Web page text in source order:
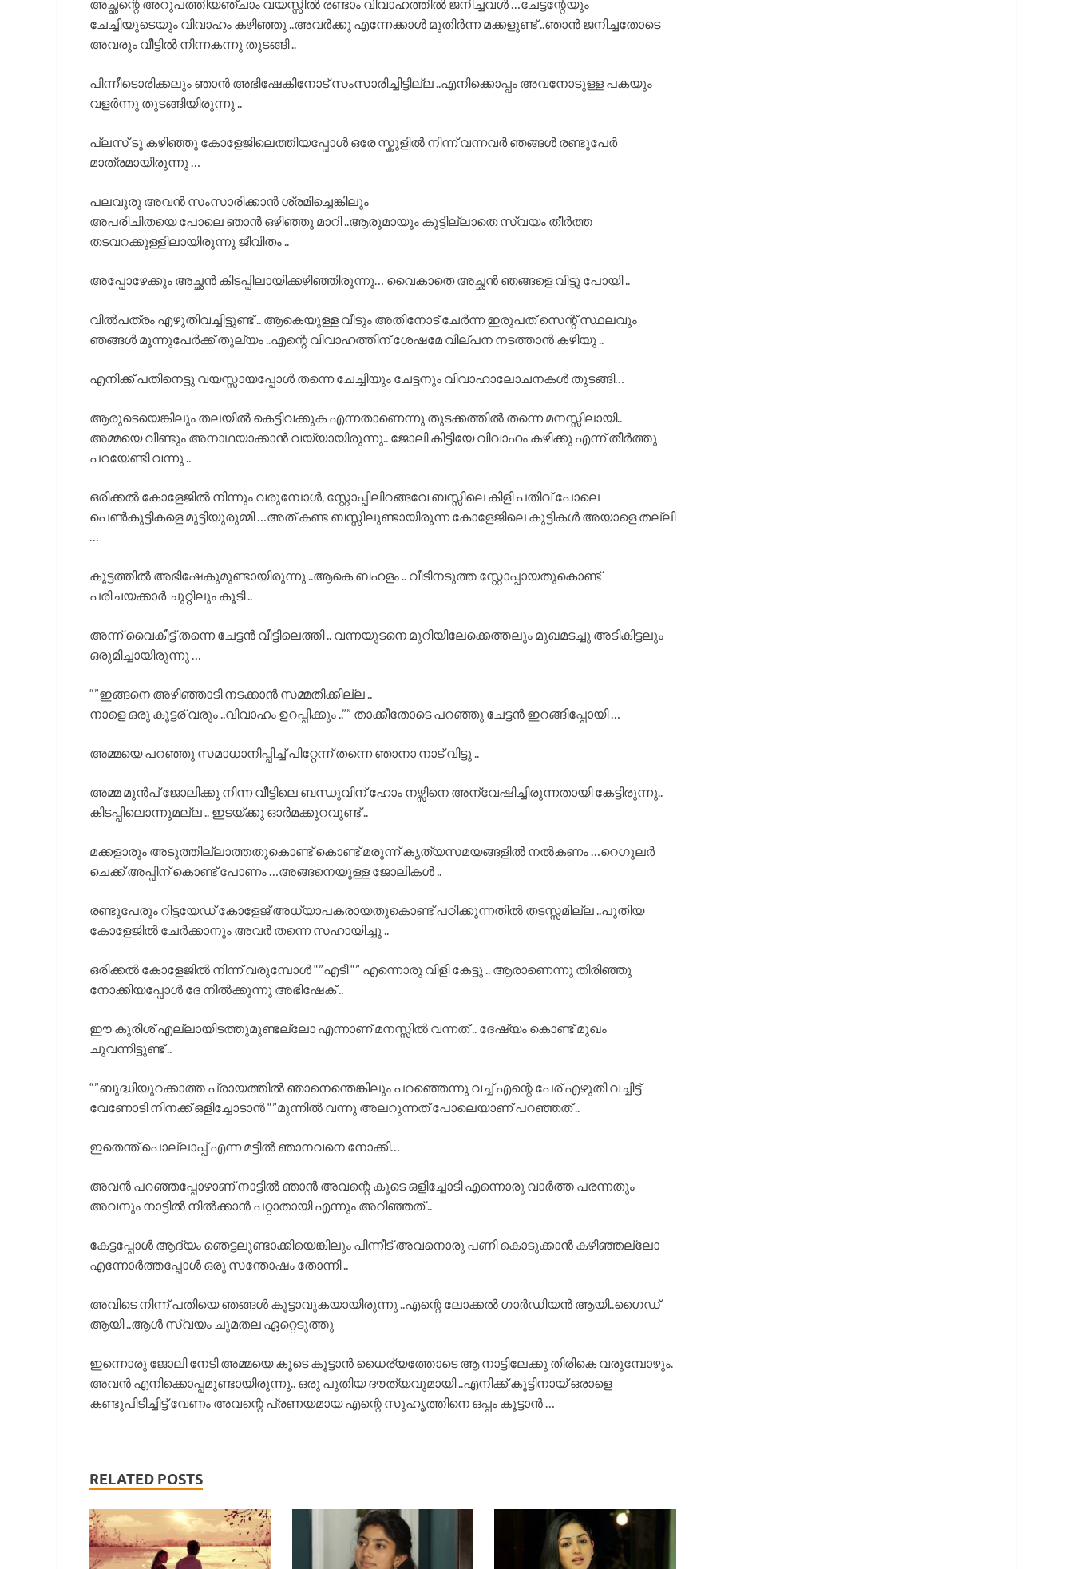
അച്ഛന്റെ അറുപത്തിയഞ്ചാം വയസ്സിൽ രണ്ടാം വിവാഹത്തിൽ ജനിച്ചവൾ …ചേട്ടന്റേയും
ചേച്ചിയുടെയും വിവാഹം കഴിഞ്ഞു ..അവർക്കു എന്നേക്കാൾ മുതിർന്ന മക്കളുണ്ട് ..ഞാൻ ജനിച്ചതോടെ
അവരും വീട്ടിൽ നിന്നകന്നു തുടങ്ങി ..
പിന്നീടൊരിക്കലും ഞാൻ അഭിഷേകിനോട് സംസാരിച്ചിട്ടില്ല ..എനിക്കൊപ്പം അവനോടുള്ള പകയും
വളർന്നു തുടങ്ങിയിരുന്നു ..
പ്ലസ് ടു കഴിഞ്ഞു കോളേജിലെത്തിയപ്പോൾ ഒരേ സ്കൂളിൽ നിന്ന് വന്നവർ ഞങ്ങൾ രണ്ടുപേർ
മാത്രമായിരുന്നു …
പലവുരു അവൻ സംസാരിക്കാൻ ശ്രമിച്ചെങ്കിലും
അപരിചിതയെ പോലെ ഞാൻ ഒഴിഞ്ഞു മാറി ..ആരുമായും കൂട്ടില്ലാതെ സ്വയം തീർത്ത
തടവറക്കുള്ളിലായിരുന്നു ജീവിതം ..
അപ്പോഴേക്കും അച്ഛൻ കിടപ്പിലായിക്കഴിഞ്ഞിരുന്നു… വൈകാതെ അച്ഛൻ ഞങ്ങളെ വിട്ടു പോയി ..
വിൽപത്രം എഴുതിവച്ചിട്ടുണ്ട് .. ആകെയുള്ള വീടും അതിനോട് ചേർന്ന ഇരുപത് സെന്റ് സ്ഥലവും
ഞങ്ങൾ മൂന്നുപേർക്ക് തുല്യം ..എന്റെ വിവാഹത്തിന് ശേഷമേ വില്പന നടത്താൻ കഴിയു ..
എനിക്ക് പതിനെട്ടു വയസ്സായപ്പോൾ തന്നെ ചേച്ചിയും ചേട്ടനും വിവാഹാലോചനകൾ തുടങ്ങി…
ആരുടെയെങ്കിലും തലയിൽ കെട്ടിവക്കുക എന്നതാണെന്നു തുടക്കത്തിൽ തന്നെ മനസ്സിലായി..
അമ്മയെ വീണ്ടും അനാഥയാക്കാൻ വയ്യായിരുന്നു.. ജോലി കിട്ടിയേ വിവാഹം കഴിക്കു എന്ന് തീർത്തു
പറയേണ്ടി വന്നു ..
ഒരിക്കൽ കോളേജിൽ നിന്നും വരുമ്പോൾ, സ്റ്റോപ്പിലിറങ്ങവേ ബസ്സിലെ കിളി പതിവ് പോലെ
പെൺകുട്ടികളെ മുട്ടിയുരുമ്മി …അത് കണ്ട ബസ്സിലുണ്ടായിരുന്ന കോളേജിലെ കുട്ടികൾ അയാളെ തല്ലി
…
കൂട്ടത്തിൽ അഭിഷേകുമുണ്ടായിരുന്നു ..ആകെ ബഹളം .. വീടിനടുത്ത സ്റ്റോപ്പായതുകൊണ്ട്
പരിചയക്കാർ ചുറ്റിലും കൂടി ..
അന്ന് വൈകീട്ട് തന്നെ ചേട്ടൻ വീട്ടിലെത്തി .. വന്നയുടനെ മുറിയിലേക്കെത്തലും മുഖമടച്ചു അടികിട്ടലും
ഒരുമിച്ചായിരുന്നു …
“”ഇങ്ങനെ അഴിഞ്ഞാടി നടക്കാൻ സമ്മതിക്കില്ല ..
നാളെ ഒരു കൂട്ടര് വരും ..വിവാഹം ഉറപ്പിക്കും ..”” താക്കീതോടെ പറഞ്ഞു ചേട്ടൻ ഇറങ്ങിപ്പോയി …
അമ്മയെ പറഞ്ഞു സമാധാനിപ്പിച്ച് പിറ്റേന്ന് തന്നെ ഞാനാ നാട് വിട്ടു ..
അമ്മ മുൻപ്‌ ജോലിക്കു നിന്ന വീട്ടിലെ ബന്ധുവിന് ഹോം നഴ്സിനെ അന്വേഷിച്ചിരുന്നതായി കേട്ടിരുന്നു..
കിടപ്പിലൊന്നുമല്ല .. ഇടയ്ക്കു ഓർമക്കുറവുണ്ട് ..
മക്കളാരും അടുത്തില്ലാത്തതുകൊണ്ട് കൊണ്ട് മരുന്ന് കൃത്യസമയങ്ങളിൽ നൽകണം …റെഗുലർ
ചെക്ക് അപ്പിന് കൊണ്ട് പോണം …അങ്ങനെയുള്ള ജോലികൾ ..
രണ്ടുപേരും റിട്ടയേഡ് കോളേജ് അധ്യാപകരായതുകൊണ്ട് പഠിക്കുന്നതിൽ തടസ്സമില്ല ..പുതിയ
കോളേജിൽ ചേർക്കാനും അവർ തന്നെ സഹായിച്ചു ..
ഒരിക്കൽ കോളേജിൽ നിന്ന് വരുമ്പോൾ “”എടീ “” എന്നൊരു വിളി കേട്ടു .. ആരാണെന്നു തിരിഞ്ഞു
നോക്കിയപ്പോൾ ദേ നിൽക്കുന്നു അഭിഷേക് ..
ഈ കുരിശ് എല്ലായിടത്തുമുണ്ടല്ലോ എന്നാണ് മനസ്സിൽ വന്നത് .. ദേഷ്യം കൊണ്ട് മുഖം
ചുവന്നിട്ടുണ്ട് ..
“”ബുദ്ധിയുറക്കാത്ത പ്രായത്തിൽ ഞാനെന്തെങ്കിലും പറഞ്ഞെന്നു വച്ച് എന്റെ പേര് എഴുതി വച്ചിട്ട്
വേണോടി നിനക്ക് ഒളിച്ചോടാൻ “”മുന്നിൽ വന്നു അലറുന്നത് പോലെയാണ് പറഞ്ഞത് ..
ഇതെന്ത് പൊല്ലാപ്പ് എന്ന മട്ടിൽ ഞാനവനെ നോക്കി…
അവൻ പറഞ്ഞപ്പോഴാണ് നാട്ടിൽ ഞാൻ അവന്റെ കൂടെ ഒളിച്ചോടി എന്നൊരു വാർത്ത പരന്നതും
അവനും നാട്ടിൽ നിൽക്കാൻ പറ്റാതായി എന്നും അറിഞ്ഞത് ..
കേട്ടപ്പോൾ ആദ്യം ഞെട്ടലുണ്ടാക്കിയെങ്കിലും പിന്നീട് അവനൊരു പണി കൊടുക്കാൻ കഴിഞ്ഞല്ലോ
എന്നോർത്തപ്പോൾ ഒരു സന്തോഷം തോന്നി ..
അവിടെ നിന്ന് പതിയെ ഞങ്ങൾ കൂട്ടാവുകയായിരുന്നു ..എന്റെ ലോക്കൽ ഗാർഡിയൻ ആയി..ഗൈഡ്
ആയി ..ആൾ സ്വയം ചുമതല ഏറ്റെടുത്തു
ഇന്നൊരു ജോലി നേടി അമ്മയെ കൂടെ കൂട്ടാൻ ധൈര്യത്തോടെ ആ നാട്ടിലേക്കു തിരികെ വരുമ്പോഴും.
അവൻ എനിക്കൊപ്പമുണ്ടായിരുന്നു.. ഒരു പുതിയ ദൗത്യവുമായി ..എനിക്ക് കൂട്ടിനായ് ഒരാളെ
കണ്ടുപിടിച്ചിട്ട് വേണം അവന്റെ പ്രണയമായ എന്റെ സുഹൃത്തിനെ ഒപ്പം കൂട്ടാൻ …
RELATED POSTS